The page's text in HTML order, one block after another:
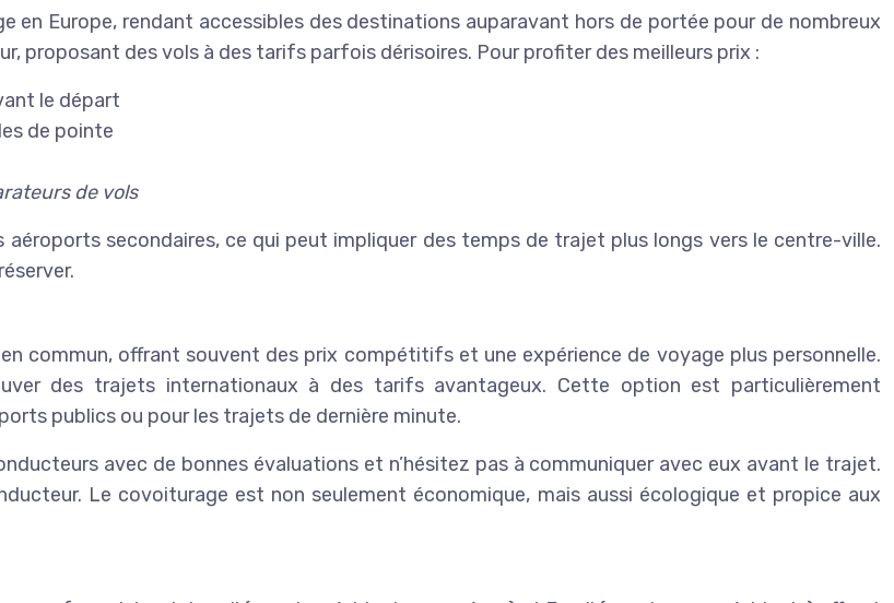
en Europe, rendant accessibles des destinations auparavant hors de portée pour de nombreux
proposant des vols à des tarifs parfois dérisoires. Pour profiter des meilleurs prix :
le départ
de pointe
de vols
aéroports secondaires, ce qui peut impliquer des temps de trajet plus longs vers le centre-ville.
commun, offrant souvent des prix compétitifs et une expérience de voyage plus personnelle.
des trajets internationaux à des tarifs avantageux. Cette option est particulièrement
publics ou pour les trajets de dernière minute.
avec de bonnes évaluations et n’hésitez pas à communiquer avec eux avant le trajet.
Le covoiturage est non seulement économique, mais aussi écologique et propice aux